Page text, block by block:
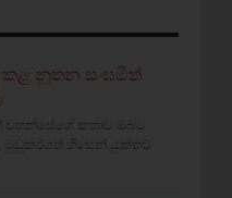
කළ නූතන සංඝමිත්
වහන්සේගේ කතාව ඔබට
මුඩුකරගත් හිසෙන් යුක්‌තව